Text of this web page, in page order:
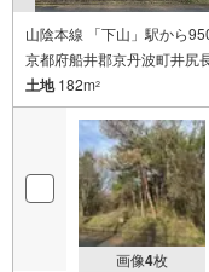
山陰本線 「下山」駅から
京都府船井郡京丹波町井尻
土地182m2
画像4枚